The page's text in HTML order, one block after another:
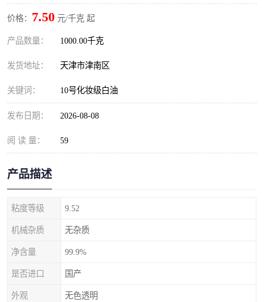
价格： 7.50 元/千克 起
产品数量： 1000.00千克
发货地址： 天津市津南区
关键词： 10号化妆级白油
发布日期： 2026-08-08
阅 读 量： 59
产品描述
粘度等级 9.52
机械杂质 无杂质
净含量 99.9%
是否进口 国产
外观 无色透明